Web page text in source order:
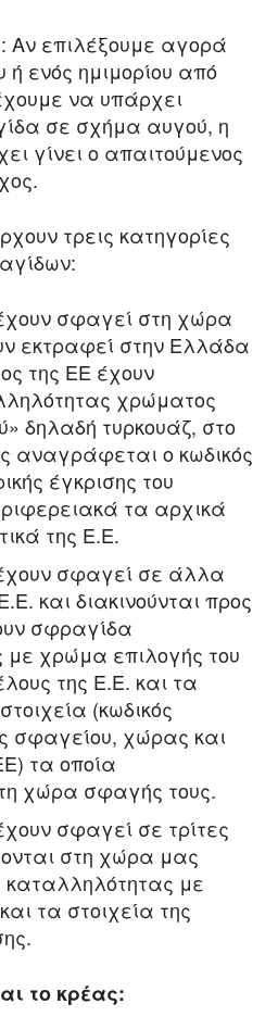
Αν επιλέξουμε αγορά
ενός ημιμορίου από
να υπάρχει
σε σχήμα αυγού, η
γίνει ο απαιτούμενος
τρεις κατηγορίες
σφαγεί στη χώρα
εκτραφεί στην Ελλάδα
της ΕΕ έχουν
χρώματος
δηλαδή τυρκουάζ, στο
αναγράφεται ο κωδικός
έγκρισης του
τα αρχικά
της Ε.Ε.
σφαγεί σε άλλα
και διακινούνται προς
σφραγίδα
χρώμα επιλογής του
της Ε.Ε. και τα
(κωδικός
σφαγείου, χώρας και
τα οποία
χώρα σφαγής τους.
σφαγεί σε τρίτες
στη χώρα μας
με
τα στοιχεία της
το κρέας: